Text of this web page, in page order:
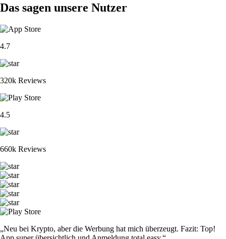
Das sagen unsere Nutzer
4.7
320k Reviews
4.5
660k Reviews
„Neu bei Krypto, aber die Werbung hat mich überzeugt. Fazit: Top!